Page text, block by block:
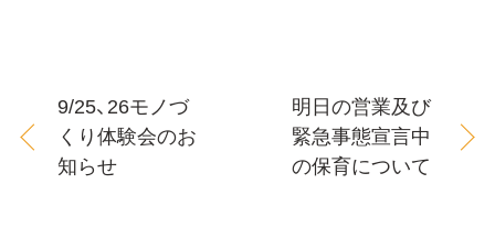
9/25、26モノづ
くり体験会のお
知らせ
明日の営業及び
緊急事態宣言中
の保育について